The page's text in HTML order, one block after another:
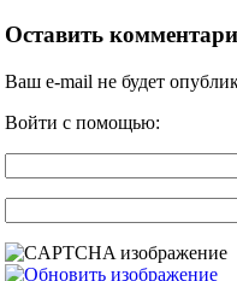
Оставить
Ваш e-mail не будет
Войти с помощью: